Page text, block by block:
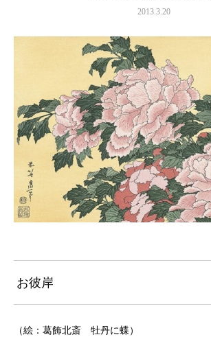
2013.3.20
お彼岸
（絵：葛飾北斎 牡丹に蝶）